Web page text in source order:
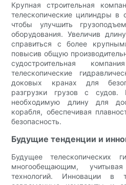
Крупная строительная
телескопические цилиндры в
чтобы улучшить
оборудования. Увеличив
справиться с более
повысив общую
судостроительная
телескопические
доковых кранах для
разгрузки грузов с судов.
необходимую длину для
корабля, обеспечивая
безопасность.
Будущие тенденции и
Будущее телескопических
многообещающим,
технологий. Инновации в